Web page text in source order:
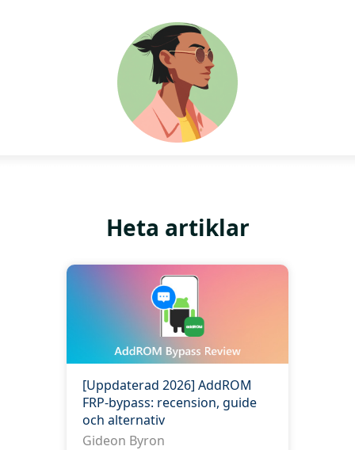
Heta artiklar
[Uppdaterad 2026] AddROM
FRP‑bypass: recension, guide
och alternativ
Gideon Byron